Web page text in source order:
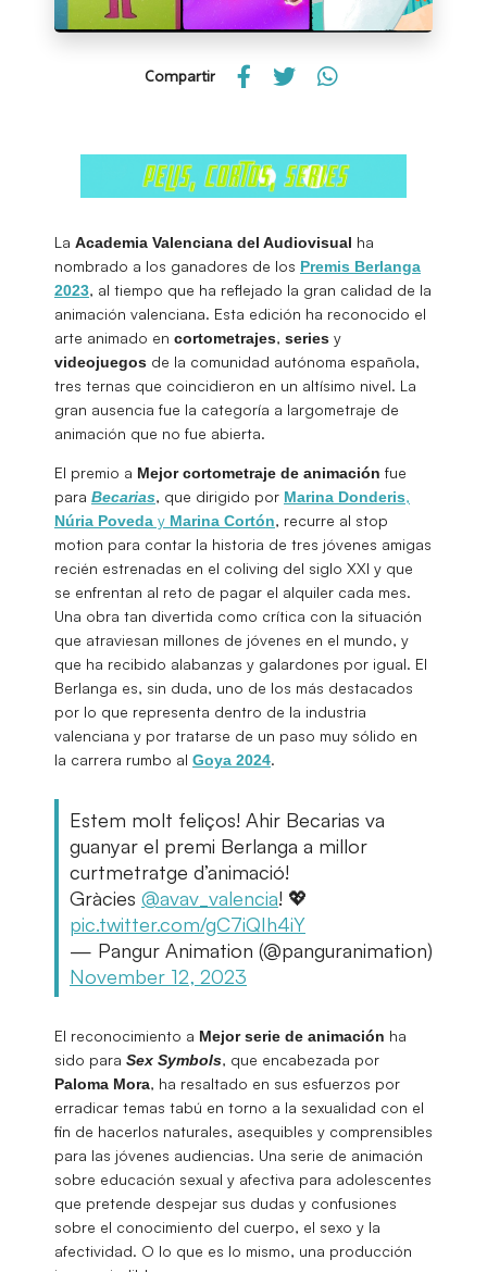
Compartir
La Academia Valenciana del Audiovisual ha
nombrado a los ganadores de los Premis Berlanga
2023, al tiempo que ha reflejado la gran calidad de la
animación valenciana. Esta edición ha reconocido el
arte animado en cortometrajes, series y
videojuegos de la comunidad autónoma española,
tres ternas que coincidieron en un altísimo nivel. La
gran ausencia fue la categoría a largometraje de
animación que no fue abierta.
El premio a Mejor cortometraje de animación fue
para Becarias, que dirigido por Marina Donderis,
Núria Poveda y Marina Cortón, recurre al stop
motion para contar la historia de tres jóvenes amigas
recién estrenadas en el coliving del siglo XXI y que
se enfrentan al reto de pagar el alquiler cada mes.
Una obra tan divertida como crítica con la situación
que atraviesan millones de jóvenes en el mundo, y
que ha recibido alabanzas y galardones por igual. El
Berlanga es, sin duda, uno de los más destacados
por lo que representa dentro de la industria
valenciana y por tratarse de un paso muy sólido en
la carrera rumbo al Goya 2024.
Estem molt feliços! Ahir Becarias va
guanyar el premi Berlanga a millor
curtmetratge d’animació!
Gràcies @avav_valencia! 💖
pic.twitter.com/gC7iQIh4iY
— Pangur Animation (@panguranimation)
November 12, 2023
El reconocimiento a Mejor serie de animación ha
sido para Sex Symbols, que encabezada por
Paloma Mora, ha resaltado en sus esfuerzos por
erradicar temas tabú en torno a la sexualidad con el
fin de hacerlos naturales, asequibles y comprensibles
para las jóvenes audiencias. Una serie de animación
sobre educación sexual y afectiva para adolescentes
que pretende despejar sus dudas y confusiones
sobre el conocimiento del cuerpo, el sexo y la
afectividad. O lo que es lo mismo, una producción